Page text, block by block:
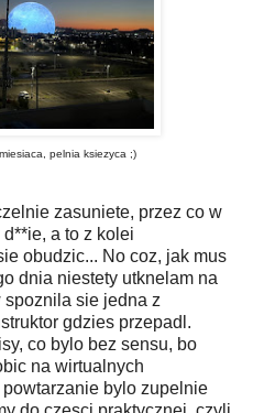
pelnia ksiezyca ;)
zasuniete, przez co w
a to z kolei
obudzic... No coz, jak mus
dnia niestety utknelam na
sie jedna z
gdzies przepadl.
co bylo bez sensu, bo
na wirtualnych
bylo zupelnie